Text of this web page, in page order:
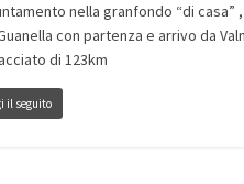
nella granfondo “di casa”
con partenza e arrivo da
di 123km
il seguito